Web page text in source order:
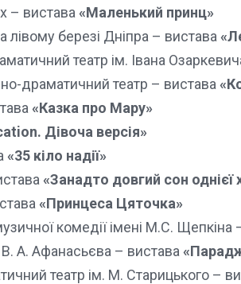
– вистава «Маленький принц»
лівому березі Дніпра – вистава
театр ім. Івана
драматичний театр – вистава
«Казка про Мару»
Дівоча версія»
«35 кіло надії»
«Занадто довгий сон однієї
«Принцеса Цяточка»
комедії імені М.С. Щепкіна
А. Афанасьєва – вистава
театр ім. М. Старицького –